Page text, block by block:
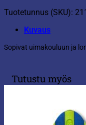
Tuotetunnus (SKU):
Kuvaus
Sopivat uimakouluun ja
Tutustu myös